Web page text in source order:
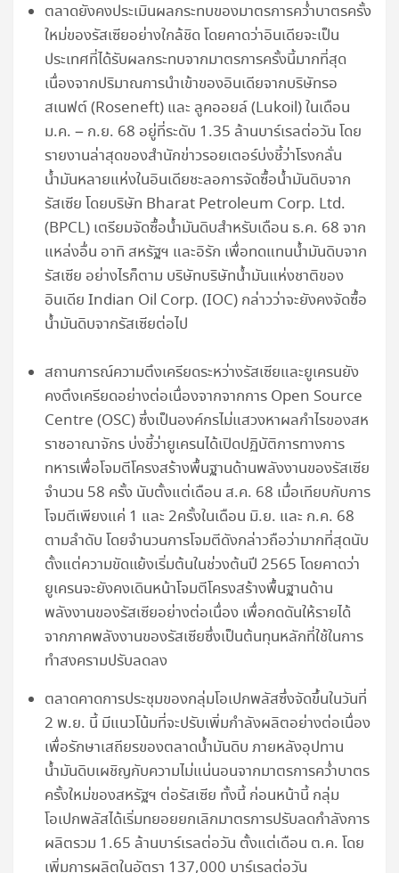
ตลาดยังคงประเมินผลกระทบของมาตรการคว่ำบาตรครั้ง
ใหม่ของรัสเซียอย่างใกล้ชิด โดยคาดว่าอินเดียจะเป็น
ประเทศที่ได้รับผลกระทบจากมาตรการครั้งนี้มากที่สุด
เนื่องจากปริมาณการนำเข้าของอินเดียจากบริษัทรอ
สเนฟต์ (Roseneft) และ ลูคออยล์ (Lukoil) ในเดือน
ม.ค. – ก.ย. 68 อยู่ที่ระดับ 1.35 ล้านบาร์เรลต่อวัน โดย
รายงานล่าสุดของสำนักข่าวรอยเตอร์บ่งชี้ว่าโรงกลั่น
น้ำมันหลายแห่งในอินเดียชะลอการจัดซื้อน้ำมันดิบจาก
รัสเซีย โดยบริษัท Bharat Petroleum Corp. Ltd.
(BPCL) เตรียมจัดซื้อน้ำมันดิบสำหรับเดือน ธ.ค. 68 จาก
แหล่งอื่น อาทิ สหรัฐฯ และอิรัก เพื่อทดแทนน้ำมันดิบจาก
รัสเซีย อย่างไรก็ตาม บริษัทบริษัทน้ำมันแห่งชาติของ
อินเดีย Indian Oil Corp. (IOC) กล่าวว่าจะยังคงจัดซื้อ
น้ำมันดิบจากรัสเซียต่อไป
สถานการณ์ความตึงเครียดระหว่างรัสเซียและยูเครนยัง
คงตึงเครียดอย่างต่อเนื่องจากจากการ Open Source
Centre (OSC) ซึ่งเป็นองค์กรไม่แสวงหาผลกำไรของสห
ราชอาณาจักร บ่งชี้ว่ายูเครนได้เปิดปฏิบัติการทางการ
ทหารเพื่อโจมตีโครงสร้างพื้นฐานด้านพลังงานของรัสเซีย
จำนวน 58 ครั้ง นับตั้งแต่เดือน ส.ค. 68 เมื่อเทียบกับการ
โจมตีเพียงแค่ 1 และ 2ครั้งในเดือน มิ.ย. และ ก.ค. 68
ตามลำดับ โดยจำนวนการโจมตีดังกล่าวถือว่ามากที่สุดนับ
ตั้งแต่ความขัดแย้งเริ่มต้นในช่วงต้นปี 2565 โดยคาดว่า
ยูเครนจะยังคงเดินหน้าโจมตีโครงสร้างพื้นฐานด้าน
พลังงานของรัสเซียอย่างต่อเนื่อง เพื่อกดดันให้รายได้
จากภาคพลังงานของรัสเซียซึ่งเป็นต้นทุนหลักที่ใช้ในการ
ทำสงครามปรับลดลง
ตลาดคาดการประชุมของกลุ่มโอเปกพลัสซึ่งจัดขึ้นในวันที่
2 พ.ย. นี้ มีแนวโน้มที่จะปรับเพิ่มกำลังผลิตอย่างต่อเนื่อง
เพื่อรักษาเสถียรของตลาดน้ำมันดิบ ภายหลังอุปทาน
น้ำมันดิบเผชิญกับความไม่แน่นอนจากมาตรการคว่ำบาตร
ครั้งใหม่ของสหรัฐฯ ต่อรัสเซีย ทั้งนี้ ก่อนหน้านี้ กลุ่ม
โอเปกพลัสได้เริ่มทยอยยกเลิกมาตรการปรับลดกำลังการ
ผลิตรวม 1.65 ล้านบาร์เรลต่อวัน ตั้งแต่เดือน ต.ค. โดย
เพิ่มการผลิตในอัตรา 137,000 บาร์เรลต่อวัน